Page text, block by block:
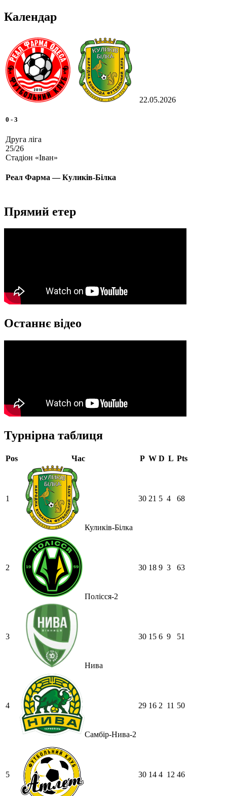
Календар
22.05.2026
0 - 3
Друга ліга
25/26
Стадіон «Іван»
Реал Фарма — Куликів-Білка
Прямий етер
Останнє відео
Турнірна таблиця
Pos Час P W D L Pts
1
Куликів-Білка
30 21 5 4 68
2
Полісся-2
30 18 9 3 63
3
Нива
30 15 6 9 51
4
Самбір-Нива-2
29 16 2 11 50
5 30 14 4 12 46